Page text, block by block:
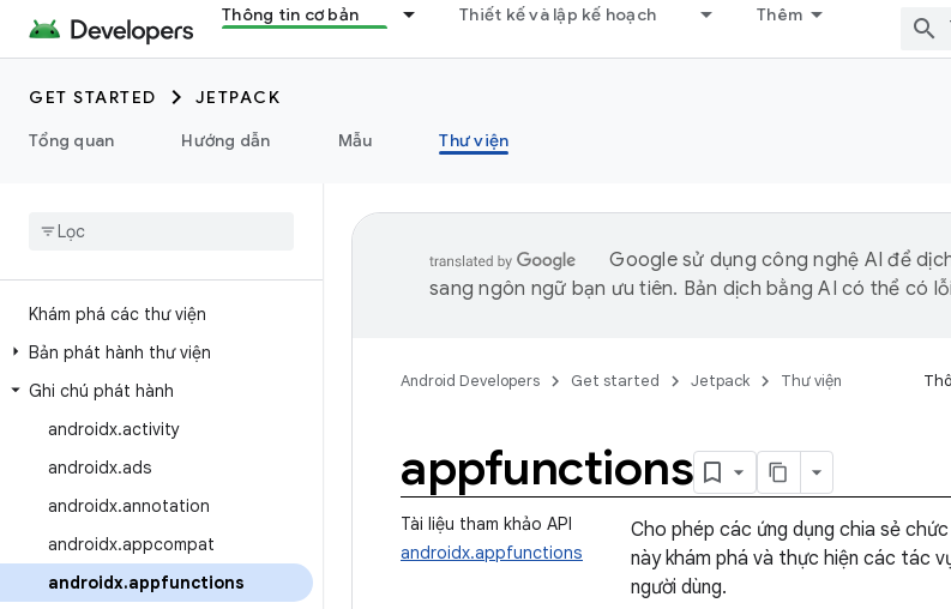
Thông tin cơ bản Thiết kế và lập kế hoạch Thêm
GET STARTED
JETPACK
Tổng quan
Hướng dẫn Mẫu Thư viện
Khám phá các thư viện
Bản phát hành thư viện
Ghi chú phát hành
androidx.activity
androidx.ads
androidx.annotation
androidx.appcompat
androidx.appfunctions
Google sử dụng công nghệ AI để
sang ngôn ngữ bạn ưu tiên. Bản dịch bằng AI có thể có
Android Developers Get started Jetpack Thư viện
appfunctions
Tài liệu tham khảo API
androidx.appfunctions
Cho phép các ứng dụng chia sẻ
này khám phá và thực hiện các tác
người dùng.